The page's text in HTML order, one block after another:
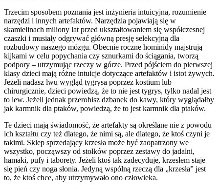
Trzecim sposobem poznania jest inżynieria intuicyjna, rozumienie
narzędzi i innych artefaktów. Narzędzia pojawiają się w
skamielinach miliony lat przed ukształtowaniem się współczesnej
czaszki i musiały odgrywać główną presję selekcyjną dla
rozbudowy naszego mózgu. Obecnie roczne hominidy majstrują
kijkami w celu popychania czy sznurkami do ściągania, tworzą
podpory – utrzymując rzeczy w górze. Przed pójściem do pierwszej
klasy dzieci mają różne intuicje dotyczące artefaktów i istot żywych.
Jeżeli nadasz lwu wygląd tygrysa poprzez kostium lub
chirurgicznie, dzieci powiedzą, że to nie jest tygrys, tylko nadal jest
to lew. Jeżeli jednak przerobisz dzbanek do kawy, który wyglądałby
jak karmnik dla ptaków, powiedzą, że to jest karmnik dla ptaków.
Te dzieci mają świadomość, że artefakty są określane nie z powodu
ich kształtu czy też dlatego, że nimi są, ale dlatego, że ktoś czyni je
takimi. Sklep sprzedający krzesła może być zaopatrzony we
wszystko, począwszy od stołków poprzez zestawy do jadalni,
hamaki, pufy i taborety. Jeżeli ktoś tak zadecyduje, krzesłem staje
się pień czy noga słonia. Jedyną wspólną rzeczą dla „krzesła” jest
to, że ktoś chce, aby utrzymywało ono człowieka.